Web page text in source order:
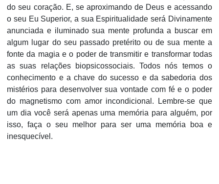
do seu coração. E, se aproximando de Deus e acessando
o seu Eu Superior, a sua Espiritualidade será Divinamente
anunciada e iluminado sua mente profunda a buscar em
algum lugar do seu passado pretérito ou de sua mente a
fonte da magia e o poder de transmitir e transformar todas
as suas relações biopsicossociais. Todos nós temos o
conhecimento e a chave do sucesso e da sabedoria dos
mistérios para desenvolver sua vontade com fé e o poder
do magnetismo com amor incondicional. Lembre-se que
um dia você será apenas uma memória para alguém, por
isso, faça o seu melhor para ser uma memória boa e
inesquecível.